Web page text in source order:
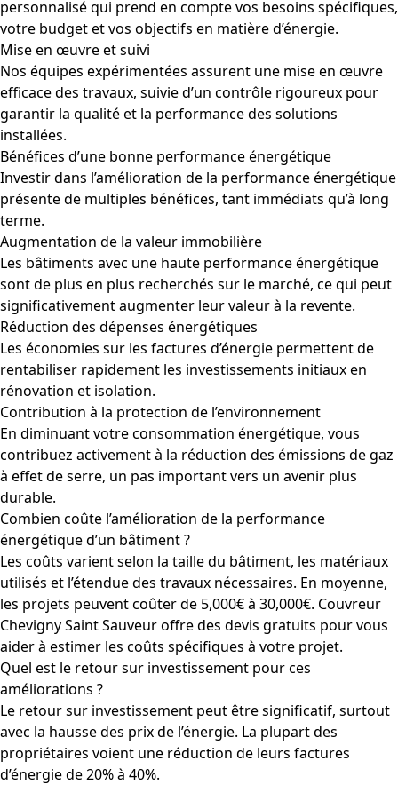
personnalisé qui prend en compte vos besoins spécifiques,
votre budget et vos objectifs en matière d’énergie.
Mise en œuvre et suivi
Nos équipes expérimentées assurent une mise en œuvre
efficace des travaux, suivie d’un contrôle rigoureux pour
garantir la qualité et la performance des solutions
installées.
Bénéfices d’une bonne performance énergétique
Investir dans l’amélioration de la performance énergétique
présente de multiples bénéfices, tant immédiats qu’à long
terme.
Augmentation de la valeur immobilière
Les bâtiments avec une haute performance énergétique
sont de plus en plus recherchés sur le marché, ce qui peut
significativement augmenter leur valeur à la revente.
Réduction des dépenses énergétiques
Les économies sur les factures d’énergie permettent de
rentabiliser rapidement les investissements initiaux en
rénovation et isolation.
Contribution à la protection de l’environnement
En diminuant votre consommation énergétique, vous
contribuez activement à la réduction des émissions de gaz
à effet de serre, un pas important vers un avenir plus
durable.
Combien coûte l’amélioration de la performance
énergétique d’un bâtiment ?
Les coûts varient selon la taille du bâtiment, les matériaux
utilisés et l’étendue des travaux nécessaires. En moyenne,
les projets peuvent coûter de 5,000€ à 30,000€. Couvreur
Chevigny Saint Sauveur offre des devis gratuits pour vous
aider à estimer les coûts spécifiques à votre projet.
Quel est le retour sur investissement pour ces
améliorations ?
Le retour sur investissement peut être significatif, surtout
avec la hausse des prix de l’énergie. La plupart des
propriétaires voient une réduction de leurs factures
d’énergie de 20% à 40%.